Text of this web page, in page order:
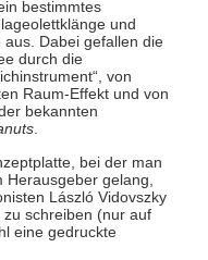
bestimmtes
und
Dabei gefallen die
durch die
von
Raum-Effekt und von
bekannten
.
bei der man
gelang,
László Vidovszky
schreiben (nur auf
eine gedruckte